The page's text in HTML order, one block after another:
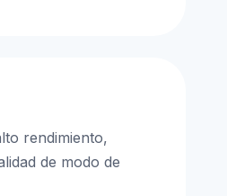
rendimiento,
de modo de